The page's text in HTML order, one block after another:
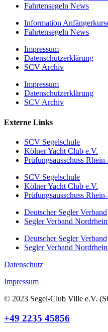
Fahrtensegeln News
Information
Fahrtensegeln News
Impressum
Datenschutzerklärung
SCV Archiv
Impressum
Datenschutzerklärung
SCV Archiv
Externe Links
SCV Segelschule
Kölner Yacht Club e.V.
Prüfungsausschuss
SCV Segelschule
Kölner Yacht Club e.V.
Prüfungsausschuss
Deutscher Segler Verband
Segler Verband
Deutscher Segler Verband
Segler Verband
Datenschutz
Impressum
© 2023 Segel-Club Ville e.V.
+49 2235 45856